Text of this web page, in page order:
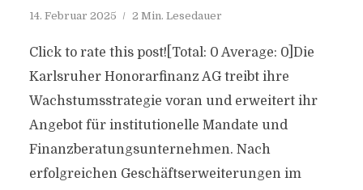
14. Februar 2025 2 Min. Lesedauer
Click to rate this post![Total: 0 Average: 0]Die
Karlsruher Honorarfinanz AG treibt ihre
Wachstumsstrategie voran und erweitert ihr
Angebot für institutionelle Mandate und
Finanzberatungsunternehmen. Nach
erfolgreichen Geschäftserweiterungen im